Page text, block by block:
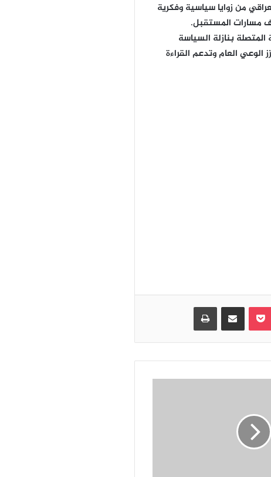
من زوايا سياسية وفكرية
مسارات المستقبل.
بنازلة السياسة
العام وتدعم القراءة
بوكيت مشاركة عبر البريد